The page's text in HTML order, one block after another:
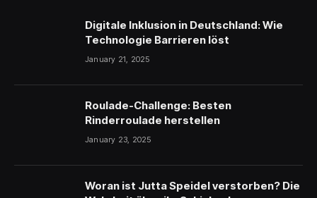
Digitale Inklusion in Deutschland: Wie
Technologie Barrieren löst
January 21, 2025
Roulade-Challenge: Besten
Rinderroulade herstellen
January 23, 2025
Woran ist Jutta Speidel verstorben? Die